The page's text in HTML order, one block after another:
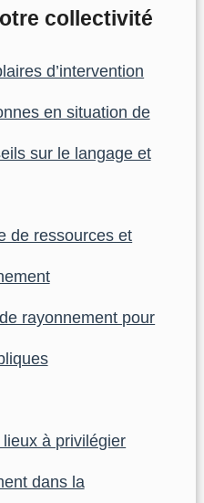
collectivité
d’intervention
en situation de
sur le langage et
de ressources et
rayonnement pour
à privilégier
dans la